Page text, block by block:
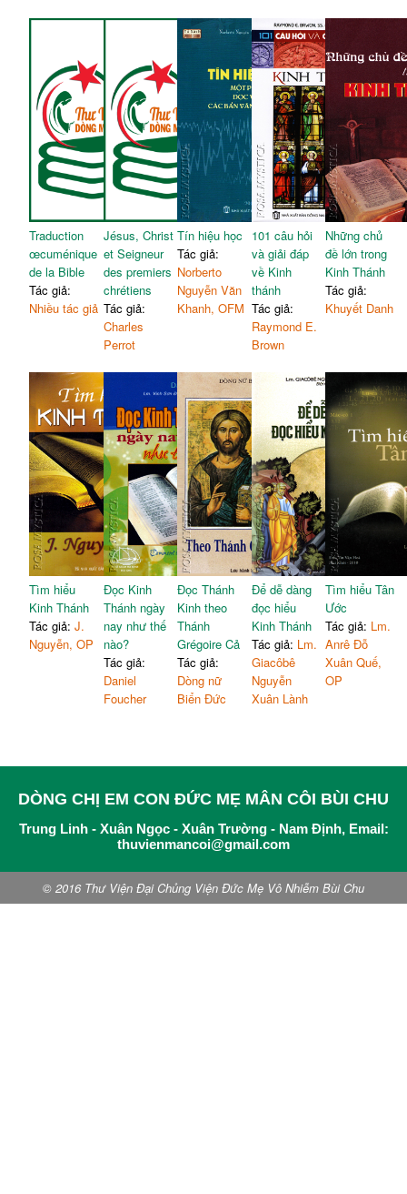
Traduction
œcuménique
de la Bible
Tác giả:
Nhiều tác giả
Jésus, Christ
et Seigneur
des premiers
chrétiens
Tác giả:
Charles
Perrot
Tín hiệu học
Tác giả:
Norberto
Nguyễn Văn
Khanh, OFM
101 câu hỏi
và giải đáp
về Kinh
thánh
Tác giả:
Raymond E.
Brown
Những chủ
đề lớn trong
Kinh Thánh
Tác giả:
Khuyết Danh
Tìm hiểu
Kinh Thánh
Tác giả:J.
Nguyễn, OP
Đọc Kinh
Thánh ngày
nay như thế
nào?
Tác giả:
Daniel
Foucher
Đọc Thánh
Kinh theo
Thánh
Grégoire Cả
Tác giả:
Dòng nữ
Biển Đức
Để dễ dàng
đọc hiểu
Kinh Thánh
Tác giả: Lm.
Giacôbê
Nguyễn
Xuân Lành
Tìm hiểu Tân
Ước
Tác giả: Lm.
Anrê Đỗ
Xuân Quế,
OP
DÒNG CHỊ EM CON ĐỨC MẸ MÂN CÔI BÙI CHU
Trung Linh - Xuân Ngọc - Xuân Trường - Nam Định, Email:
thuvienmancoi@gmail.com
© 2016 Thư Viện Đại Chủng Viện Đức Mẹ Vô Nhiễm Bùi Chu